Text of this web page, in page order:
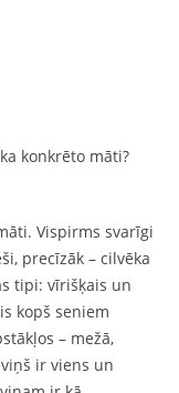
konkrēto māti?
Vispirms svarīgi
precīzāk – cilvēka
tipi: vīrišķais un
kopš seniem
– mežā,
ir viens un